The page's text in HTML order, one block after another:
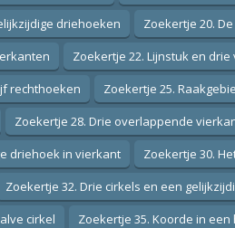
driehoeken
Zoekertje 20.
Zoekertje 22. Lijnstuk en
rechthoeken
Zoekertje 25.
Zoekertje 28. Drie overlappende
driehoek in vierkant
Zoekertje 30.
Zoekertje 32. Drie cirkels en een
cirkel
Zoekertje 35. Koorde in een